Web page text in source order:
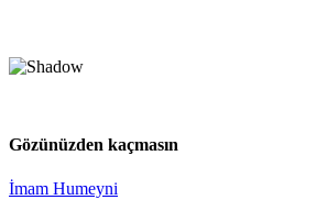
Gözünüzden kaçmasın
İmam Humeyni